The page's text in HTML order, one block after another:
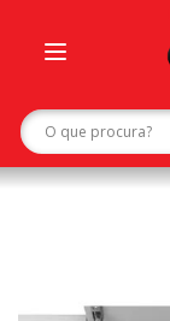
navigation